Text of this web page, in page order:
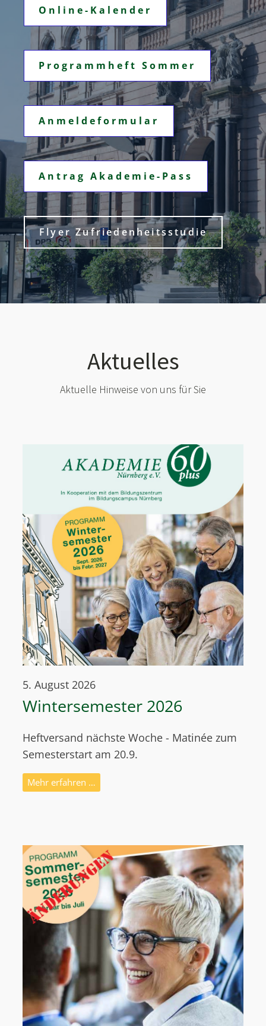
Online-Kalender
Programmheft Sommer
Anmeldeformular
Antrag Akademie-Pass
Flyer Zufriedenheitsstudie
Aktuelles
Aktuelle Hinweise von uns für Sie
5. August 2026
Wintersemester 2026
Heftversand nächste Woche - Matinée zum
Semesterstart am 20.9.
Mehr erfahren …